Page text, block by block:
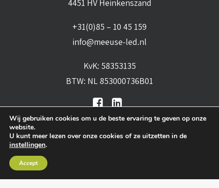
4451 HV Heinkenszand
+31(0)85 – 10 45 159
info@meeuse-led.nl
KvK: 58353135
BTW: NL 853000736B01
leveringsvoorwaarden
Wij gebruiken cookies om u de beste ervaring te geven op onze
website.
U kunt meer lezen over onze cookies of ze uitzetten in de
instellingen.
Accept